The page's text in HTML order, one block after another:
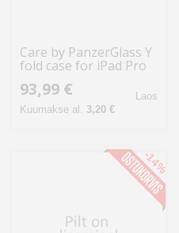
Care by PanzerGlass Y
fold case for iPad Pro
gray
93,99 €
Kuumakse al. 3,20 €
Laos
-14%